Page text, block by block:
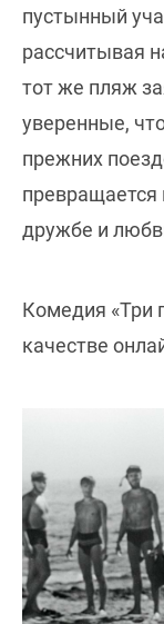
пустынный
рассчитывая
тот же пляж
уверенные,
прежних
дружбе и
Комедия «Три
качестве